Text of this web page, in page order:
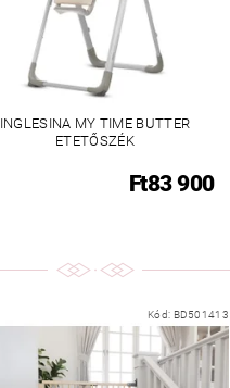
INGLESINA MY TIME BUTTER
ETETŐSZÉK
Ft83 900
Kód: BD501413